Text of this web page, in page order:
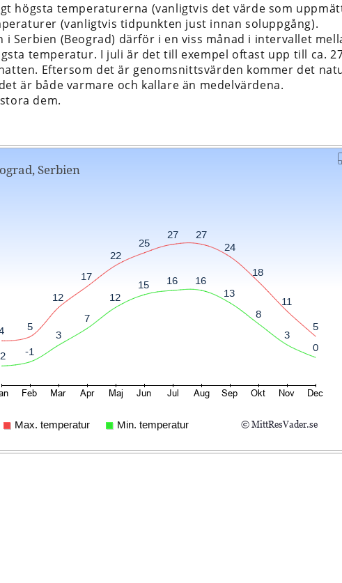
högsta temperaturerna (vanligtvis det värde som
(vanligtvis tidpunkten just innan soluppgång).
Serbien (Beograd) därför i en viss månad i intervallet
temperatur. I juli är det till exempel oftast upp till ca.
Eftersom det är genomsnittsvärden kommer det
är både varmare och kallare än medelvärdena.
dem.